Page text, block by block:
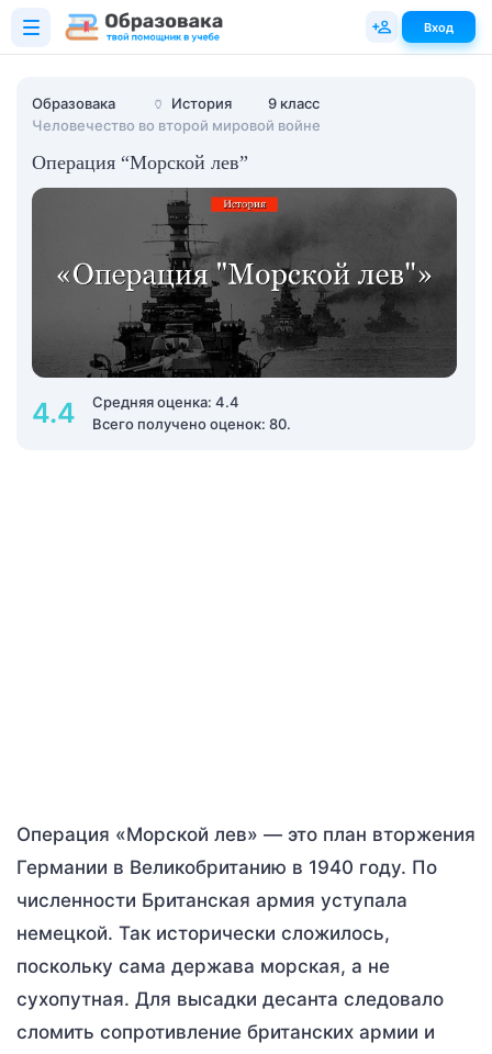
Образовака 🏺 История
9 класс
Человечество во второй мировой войне
Операция “Морской лев”
4.4
Средняя оценка: 4.4
Всего получено оценок: 80.
Операция «Морской лев» — это план вторжения
Германии в Великобританию в 1940 году. По
численности Британская армия уступала
немецкой. Так исторически сложилось,
поскольку сама держава морская, а не
сухопутная. Для высадки десанта следовало
сломить сопротивление британских армии и
Вход